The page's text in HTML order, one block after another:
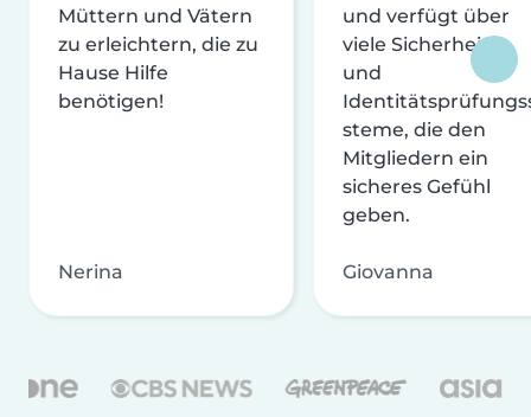
Müttern und Vätern
zu erleichtern, die zu
Hause Hilfe
benötigen!
Nerina
und verfügt über
viele Sicherheits-
und
steme, die den
Mitgliedern ein
sicheres Gefühl
geben.
Giovanna